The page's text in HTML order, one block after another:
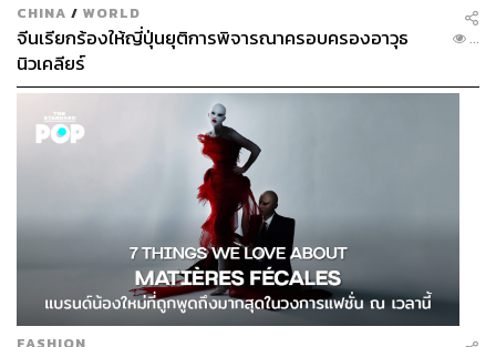
กีฬาฟุตบอล ฟุตบอลโลก
ฟุตบอลทีมชาติไทย
FIFA WORLD CUP
LISA BLACKPINK
ฟุตบอลโลกรอบคัดเลือก
ฟุตบอลทีมชาติเกาหลีใต้ (South Korea national football
CHINA / WORLD
จีนเรียกร้องให้ญี่ปุ่นยุติการพิจารณาครอบครองอาวุธ
นิวเคลียร์
...